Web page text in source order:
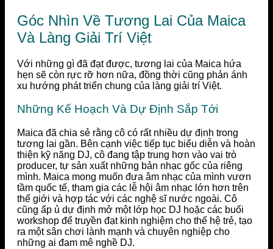
Góc Nhìn Về Tương Lai Của Maica
Và Làng Giải Trí Việt
Với những gì đã đạt được, tương lai của Maica hứa
hẹn sẽ còn rực rỡ hơn nữa, đồng thời cũng phản ánh
xu hướng phát triển chung của làng giải trí Việt.
Những Kế Hoạch Và Dự Định Sắp Tới
Maica đã chia sẻ rằng cô có rất nhiều dự định trong
tương lai gần. Bên cạnh việc tiếp tục biểu diễn và hoàn
thiện kỹ năng DJ, cô đang tập trung hơn vào vai trò
producer, tự sản xuất những bản nhạc gốc của riêng
mình. Maica mong muốn đưa âm nhạc của mình vươn
tầm quốc tế, tham gia các lễ hội âm nhạc lớn hơn trên
thế giới và hợp tác với các nghệ sĩ nước ngoài. Cô
cũng ấp ủ dự định mở một lớp học DJ hoặc các buổi
workshop để truyền đạt kinh nghiệm cho thế hệ trẻ, tạo
ra một sân chơi lành mạnh và chuyên nghiệp cho
những ai đam mê nghề DJ.